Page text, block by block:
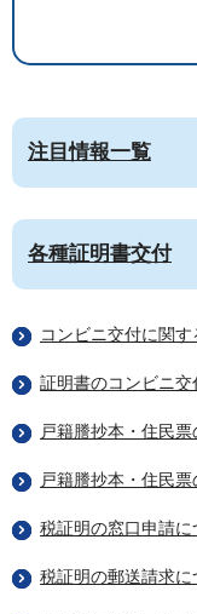
注目情報一覧
各種証明書交付
コンビニ交付に関
証明書のコンビニ交
戸籍謄抄本・住民
戸籍謄抄本・住民
税証明の窓口申請に
税証明の郵送請求に